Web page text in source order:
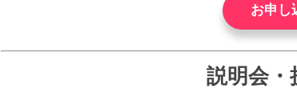
お申し
説明会・